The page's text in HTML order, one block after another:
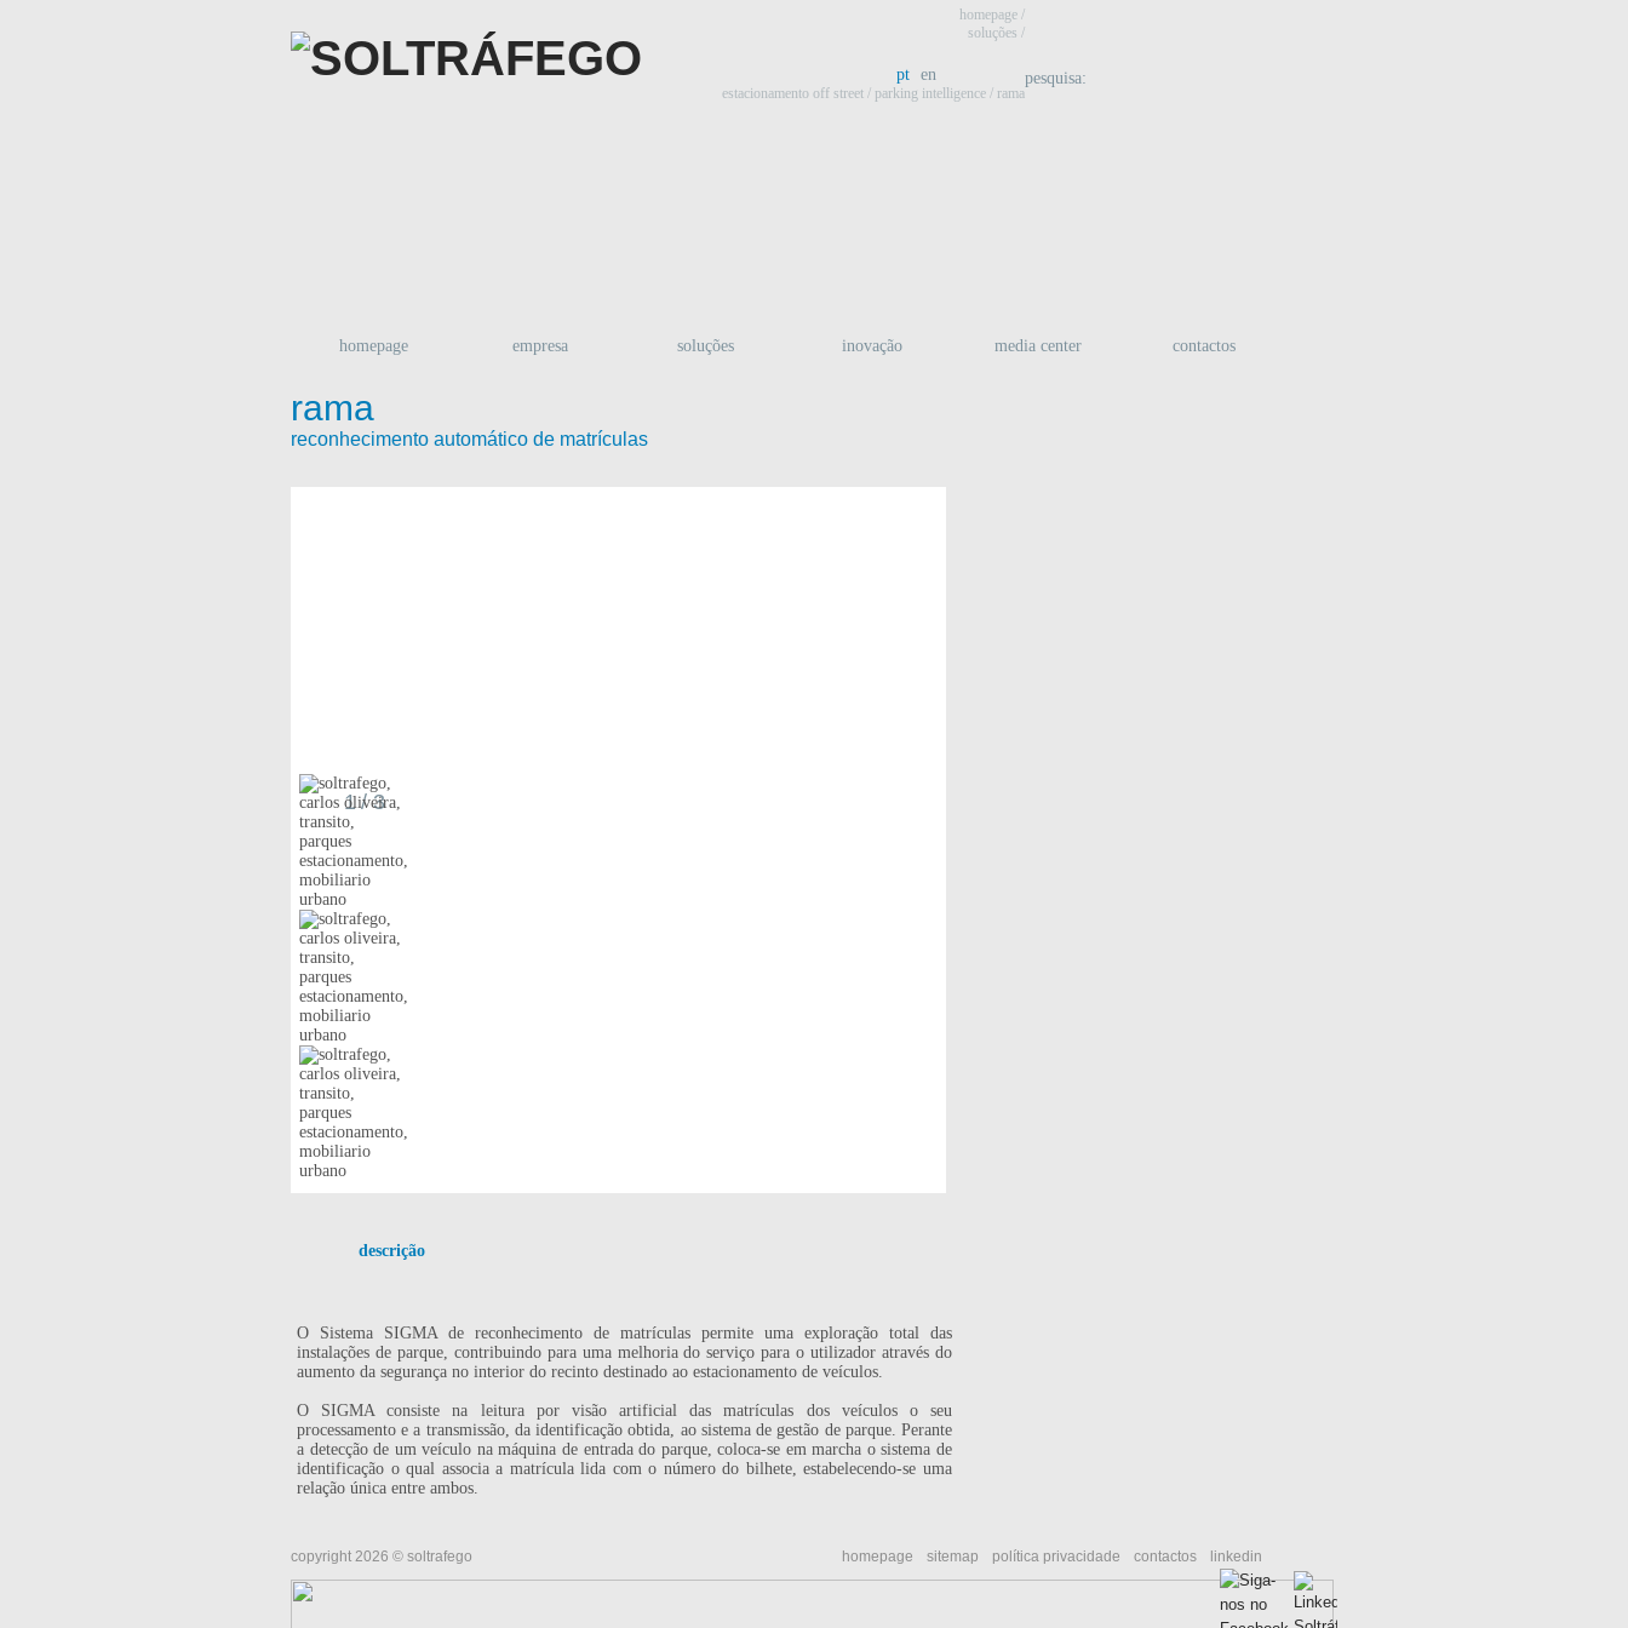
pesquisa:
pt en
homepage empresa soluções inovação media center contactos
homepage /
soluções /
estacionamento off street / parking intelligence / rama
rama
reconhecimento automático de matrículas
1 / 3
descrição
O Sistema SIGMA de reconhecimento de matrículas permite uma exploração total das
instalações de parque, contribuindo para uma melhoria do serviço para o utilizador através do
aumento da segurança no interior do recinto destinado ao estacionamento de veículos.
O SIGMA consiste na leitura por visão artificial das matrículas dos veículos o seu
processamento e a transmissão, da identificação obtida, ao sistema de gestão de parque. Perante
a detecção de um veículo na máquina de entrada do parque, coloca-se em marcha o sistema de
identificação o qual associa a matrícula lida com o número do bilhete, estabelecendo-se uma
relação única entre ambos.
copyright 2026 © soltrafego homepage sitemap política privacidade contactos linkedin